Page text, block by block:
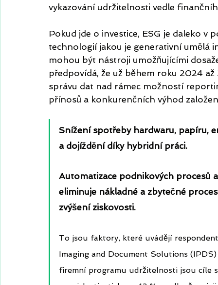
vykazování udržitelnosti vedle
Pokud jde o investice, ESG je daleko
technologií jakou je generativní umělá
mohou být nástroji umožňujícími
předpovídá, že už během roku 2024
správu dat nad rámec možností
přínosů a konkurenčních výhod
Snížení spotřeby hardwaru, papíru,
a dojíždění díky hybridní práci.
Automatizace podnikových procesů
eliminuje nákladné a zbytečné
zvýšení ziskovosti.
To jsou faktory, které uvádějí
Imaging and Document Solutions
firemní programu udržitelnosti jsou cíle